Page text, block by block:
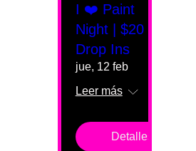
I ❤️ Paint
Night | $20
Drop Ins
jue, 12 feb
Leer más
Detalles